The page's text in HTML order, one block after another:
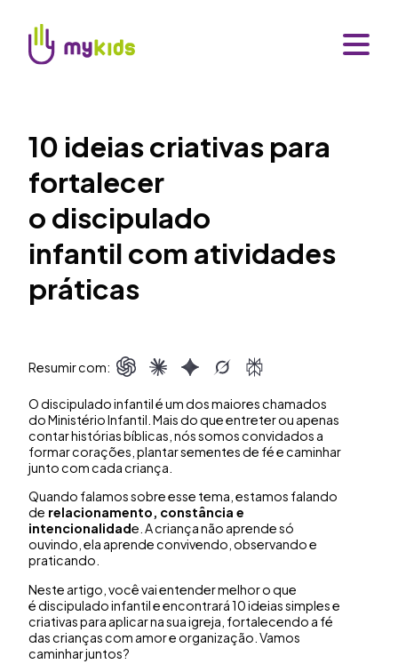
10 ideias criativas para
fortalecer
o discipulado
infantil com atividades
práticas
Resumir com:
O discipulado infantil é um dos maiores chamados
do Ministério Infantil. Mais do que entreter ou apenas
contar histórias bíblicas, nós somos convidados a
formar corações, plantar sementes de fé e caminhar
junto com cada criança.
Quando falamos sobre esse tema, estamos falando
de relacionamento, constância e
intencionalidade. A criança não aprende só
ouvindo, ela aprende convivendo, observando e
praticando.
Neste artigo, você vai entender melhor o que
é discipulado infantil e encontrará 10 ideias simples e
criativas para aplicar na sua igreja, fortalecendo a fé
das crianças com amor e organização. Vamos
caminhar juntos?